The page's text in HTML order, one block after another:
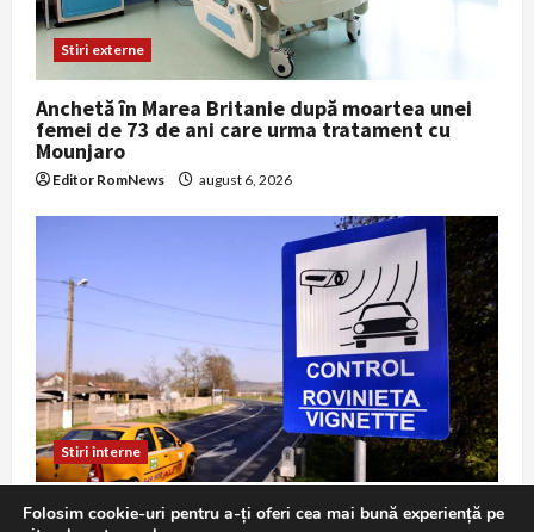
Stiri externe
Anchetă în Marea Britanie după moartea unei
femei de 73 de ani care urma tratament cu
Mounjaro
Editor RomNews august 6, 2026
Stiri interne
Atenție, șoferi: roviniete vândute cu adaosuri
Folosim cookie-uri pentru a-ți oferi cea mai bună experiență pe